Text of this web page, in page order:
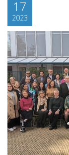
17
2023